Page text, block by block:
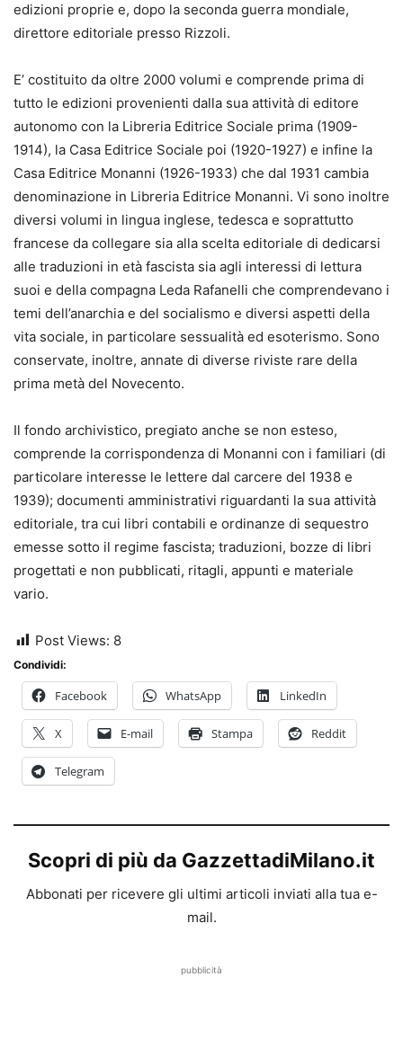
edizioni proprie e, dopo la seconda guerra mondiale,
direttore editoriale presso Rizzoli.
E’ costituito da oltre 2000 volumi e comprende prima di
tutto le edizioni provenienti dalla sua attività di editore
autonomo con la Libreria Editrice Sociale prima (1909-
1914), la Casa Editrice Sociale poi (1920-1927) e infine la
Casa Editrice Monanni (1926-1933) che dal 1931 cambia
denominazione in Libreria Editrice Monanni. Vi sono inoltre
diversi volumi in lingua inglese, tedesca e soprattutto
francese da collegare sia alla scelta editoriale di dedicarsi
alle traduzioni in età fascista sia agli interessi di lettura
suoi e della compagna Leda Rafanelli che comprendevano i
temi dell’anarchia e del socialismo e diversi aspetti della
vita sociale, in particolare sessualità ed esoterismo. Sono
conservate, inoltre, annate di diverse riviste rare della
prima metà del Novecento.
Il fondo archivistico, pregiato anche se non esteso,
comprende la corrispondenza di Monanni con i familiari (di
particolare interesse le lettere dal carcere del 1938 e
1939); documenti amministrativi riguardanti la sua attività
editoriale, tra cui libri contabili e ordinanze di sequestro
emesse sotto il regime fascista; traduzioni, bozze di libri
progettati e non pubblicati, ritagli, appunti e materiale
vario.
Post Views: 8
Condividi:
Facebook WhatsApp LinkedIn
X E-mail Stampa Reddit
Telegram
Scopri di più da GazzettadiMilano.it
Abbonati per ricevere gli ultimi articoli inviati alla tua e-
mail.
pubblicità